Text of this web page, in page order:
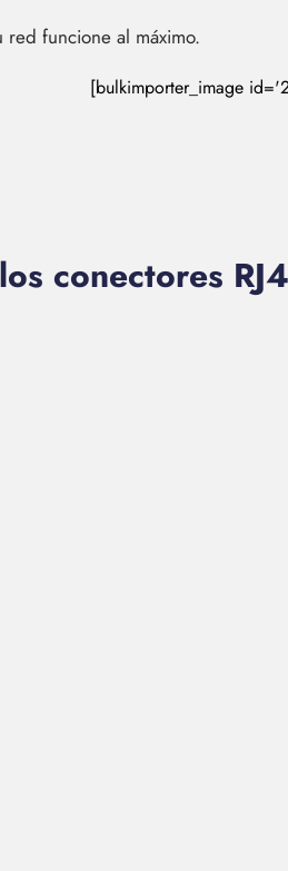
funcione al máximo.
[bulkimporter_image
conectores